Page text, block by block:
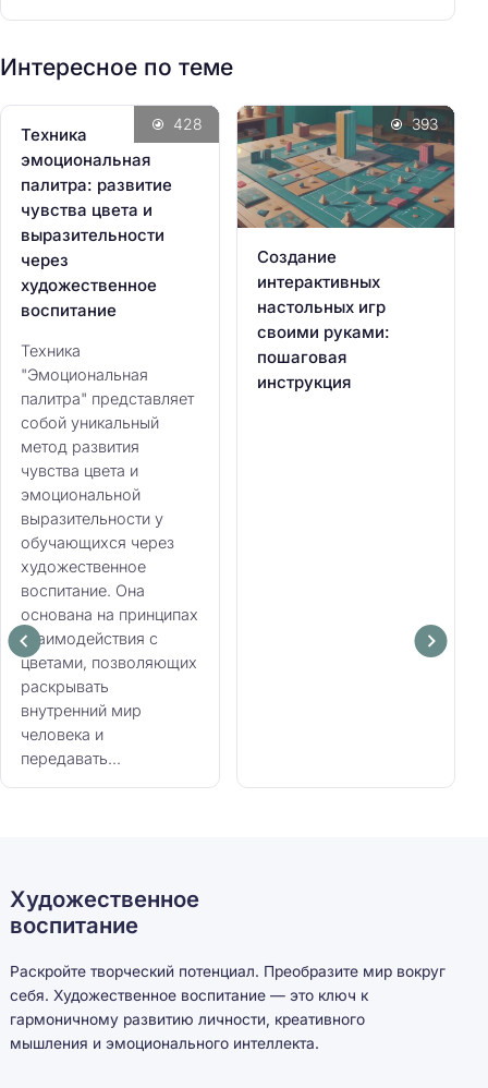
и
Интересное по теме
Техника
эмоциональная
палитра: развитие
чувства цвета и
выразительности
через
художественное
воспитание
Техника
"Эмоциональная
палитра" представляет
собой уникальный
метод развития
чувства цвета и
эмоциональной
выразительности у
обучающихся через
художественное
воспитание. Она
основана на принципах
взаимодействия с
цветами, позволяющих
раскрывать
внутренний мир
человека и
передавать...
428
Создание
интерактивных
настольных игр
своими руками:
пошаговая
инструкция
393
Художественное
воспитание
Раскройте творческий потенциал. Преобразите мир вокруг
себя. Художественное воспитание — это ключ к
гармоничному развитию личности, креативного
мышления и эмоционального интеллекта.